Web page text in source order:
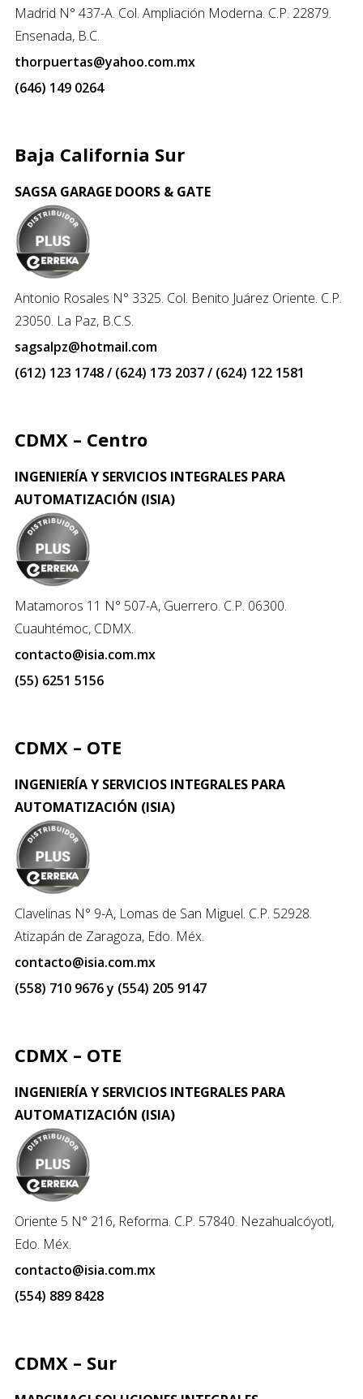
Madrid N° 437-A. Col. Ampliación Moderna. C.P. 22879.
Ensenada, B.C.
thorpuertas@yahoo.com.mx
(646) 149 0264
Baja California Sur
SAGSA GARAGE DOORS & GATE
Antonio Rosales N° 3325. Col. Benito Juárez Oriente. C.P.
23050. La Paz, B.C.S.
sagsalpz@hotmail.com
(612) 123 1748 / (624) 173 2037 / (624) 122 1581
CDMX – Centro
INGENIERÍA Y SERVICIOS INTEGRALES PARA
AUTOMATIZACIÓN (ISIA)
Matamoros 11 N° 507-A, Guerrero. C.P. 06300.
Cuauhtémoc, CDMX.
contacto@isia.com.mx
(55) 6251 5156
CDMX – OTE
INGENIERÍA Y SERVICIOS INTEGRALES PARA
AUTOMATIZACIÓN (ISIA)
Clavelinas N° 9-A, Lomas de San Miguel. C.P. 52928.
Atizapán de Zaragoza, Edo. Méx.
contacto@isia.com.mx
(558) 710 9676 y (554) 205 9147
CDMX – OTE
INGENIERÍA Y SERVICIOS INTEGRALES PARA
AUTOMATIZACIÓN (ISIA)
Oriente 5 N° 216, Reforma. C.P. 57840. Nezahualcóyotl,
Edo. Méx.
contacto@isia.com.mx
(554) 889 8428
CDMX – Sur